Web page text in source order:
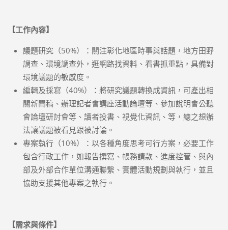
【工作內容】
議題研究（50%）：關注彰化地區時事與話題，地方田野
調查、環境調查外，逛網路找資料、看書抓重點，具備對
環境議題的敏感度。
編輯及採寫（40%）：將研究議題轉換成資訊，可產出相
關新聞稿、辦理記者會講座活動論壇等、參加說明會公聽
會論壇研討會等、讀者投書、視覺化資訊、等，總之想辦
法讓議題被看見跟被討論。
專案執行（10%）：以各種角度思考可行方案，必要工作
包含行政工作，如報告撰寫、帳務請款、進度控管、與內
部及外部合作單位溝通聯繫、實體活動規劃與執行，並且
協助支援其他專案之執行。
【需求與條件】